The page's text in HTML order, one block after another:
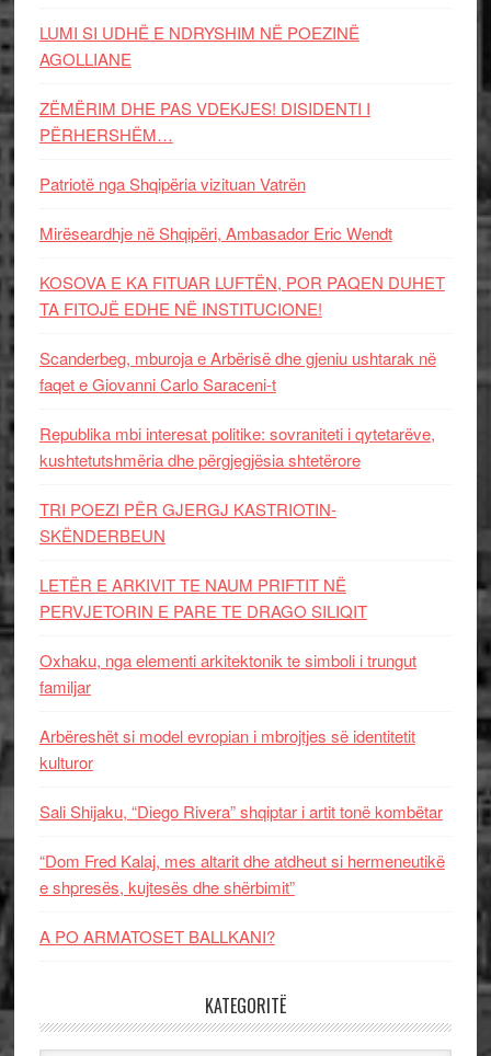
LUMI SI UDHË E NDRYSHIM NË POEZINË
AGOLLIANE
ZËMËRIM DHE PAS VDEKJES! DISIDENTI I
PËRHERSHËM…
Patriotë nga Shqipëria vizituan Vatrën
Mirëseardhje në Shqipëri, Ambasador Eric Wendt
KOSOVA E KA FITUAR LUFTËN, POR PAQEN DUHET
TA FITOJË EDHE NË INSTITUCIONE!
Scanderbeg, mburoja e Arbërisë dhe gjeniu ushtarak në
faqet e Giovanni Carlo Saraceni-t
Republika mbi interesat politike: sovraniteti i qytetarëve,
kushtetutshmëria dhe përgjegjësia shtetërore
TRI POEZI PËR GJERGJ KASTRIOTIN-
SKËNDERBEUN
LETËR E ARKIVIT TE NAUM PRIFTIT NË
PERVJETORIN E PARE TE DRAGO SILIQIT
Oxhaku, nga elementi arkitektonik te simboli i trungut
familjar
Arbëreshët si model evropian i mbrojtjes së identitetit
kulturor
Sali Shijaku, “Diego Rivera” shqiptar i artit tonë kombëtar
“Dom Fred Kalaj, mes altarit dhe atdheut si hermeneutikë
e shpresës, kujtesës dhe shërbimit”
A PO ARMATOSET BALLKANI?
KATEGORITË